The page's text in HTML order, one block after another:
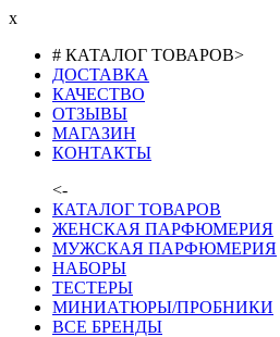
x
# КАТАЛОГ ТОВАРОВ>
ДОСТАВКА
КАЧЕСТВО
ОТЗЫВЫ
МАГАЗИН
КОНТАКТЫ
<-
КАТАЛОГ ТОВАРОВ
ЖЕНСКАЯ ПАРФЮМЕРИЯ
МУЖСКАЯ ПАРФЮМЕРИЯ
НАБОРЫ
ТЕСТЕРЫ
МИНИАТЮРЫ/ПРОБНИКИ
ВСЕ БРЕНДЫ